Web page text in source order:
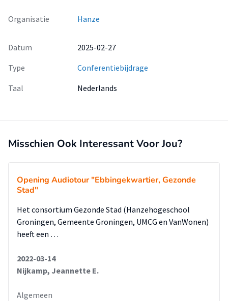
Organisatie Hanze
Datum
2025-02-27
Type
Conferentiebijdrage
Taal
Nederlands
Misschien Ook Interessant Voor Jou?
Opening Audiotour "Ebbingekwartier, Gezonde
Stad"
Het consortium Gezonde Stad (Hanzehogeschool
Groningen, Gemeente Groningen, UMCG en VanWonen)
heeft een …
2022-03-14
Nijkamp, Jeannette E.
Algemeen